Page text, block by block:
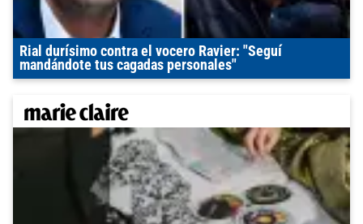
Rial durísimo contra el vocero Ravier: "Seguí
mandándote tus cagadas personales"